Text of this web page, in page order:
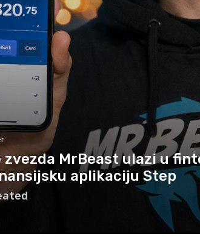
zvezda MrBeast ulazi u
aplikaciju Step